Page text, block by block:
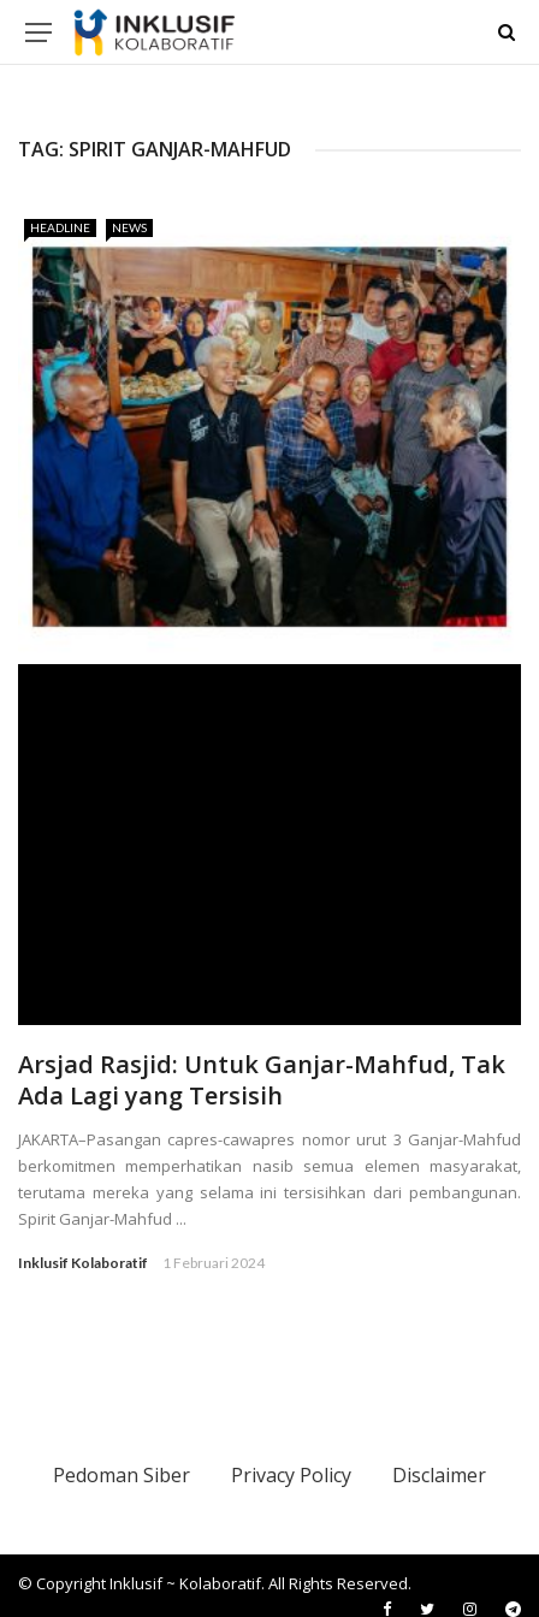
TAG: SPIRIT GANJAR-MAHFUD
HEADLINE NEWS
Arsjad Rasjid: Untuk Ganjar-Mahfud, Tak
Ada Lagi yang Tersisih
JAKARTA–Pasangan capres-cawapres nomor urut 3 Ganjar-Mahfud
berkomitmen memperhatikan nasib semua elemen masyarakat,
terutama mereka yang selama ini tersisihkan dari pembangunan.
Spirit Ganjar-Mahfud ...
Inklusif Kolaboratif 1 Februari 2024
Pedoman Siber Privacy Policy Disclaimer
© Copyright Inklusif ~ Kolaboratif. All Rights Reserved.